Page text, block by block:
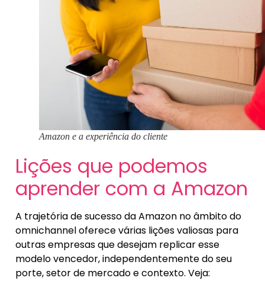
Amazon e a experiência do cliente
Lições que podemos
aprender com a Amazon
A trajetória de sucesso da Amazon no âmbito do
omnichannel oferece várias lições valiosas para
outras empresas que desejam replicar esse
modelo vencedor, independentemente do seu
porte, setor de mercado e contexto. Veja: